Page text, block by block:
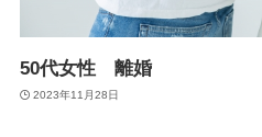
50代女性 離婚
2023年11月28日